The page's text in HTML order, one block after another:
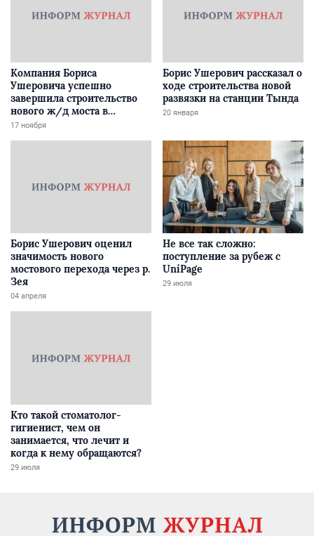
Компания Бориса
Ушеровича успешно
завершила строительство
нового ж/д моста в
Забайкалье
17 ноября
Борис Ушерович рассказал о
ходе строительства новой
развязки на станции Тында
20 января
Борис Ушерович оценил
значимость нового
мостового перехода через р.
Зея
04 апреля
Не все так сложно:
поступление за рубеж с
UniPage
29 июля
Кто такой стоматолог-
гигиенист, чем он
занимается, что лечит и
когда к нему обращаются?
29 июля